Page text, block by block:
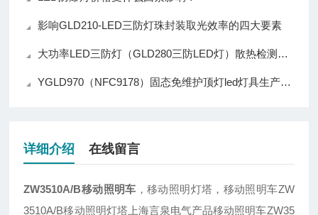
影响GLD210-LED三防灯珠封装取光效率的四大要素
大功率LED三防灯（GLD280三防LED灯）散热检测电路深度解析
YGLD970（NFC9178）固态免维护顶灯led灯具生产厂家提醒您：购买LED灯注意9大细节
详细介绍 在线留言
ZW3510A/B移动照明车 ，移动照明灯塔，移动照明车ZW
3510A/B移动照明灯塔上海言泉电气产品移动照明车ZW35